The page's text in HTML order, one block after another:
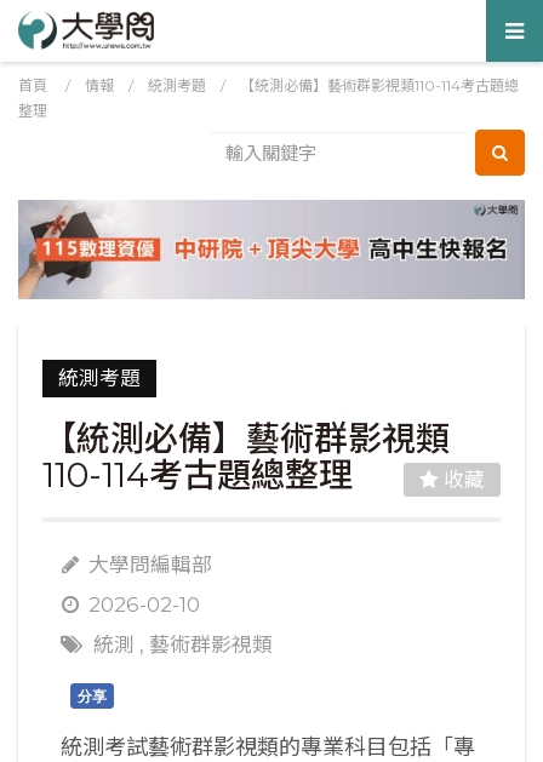
首頁 / 情報 / 統測考題 /
【統測必備】藝術群影視類110-114考古題總
整理
統測考題
【統測必備】藝術群影視類
110-114考古題總整理
收藏
大學問編輯部
2026-02-10
統測 , 藝術群影視類
分享
統測考試藝術群影視類的專業科目包括「專